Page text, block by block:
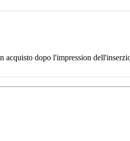
acquisto dopo l'impression